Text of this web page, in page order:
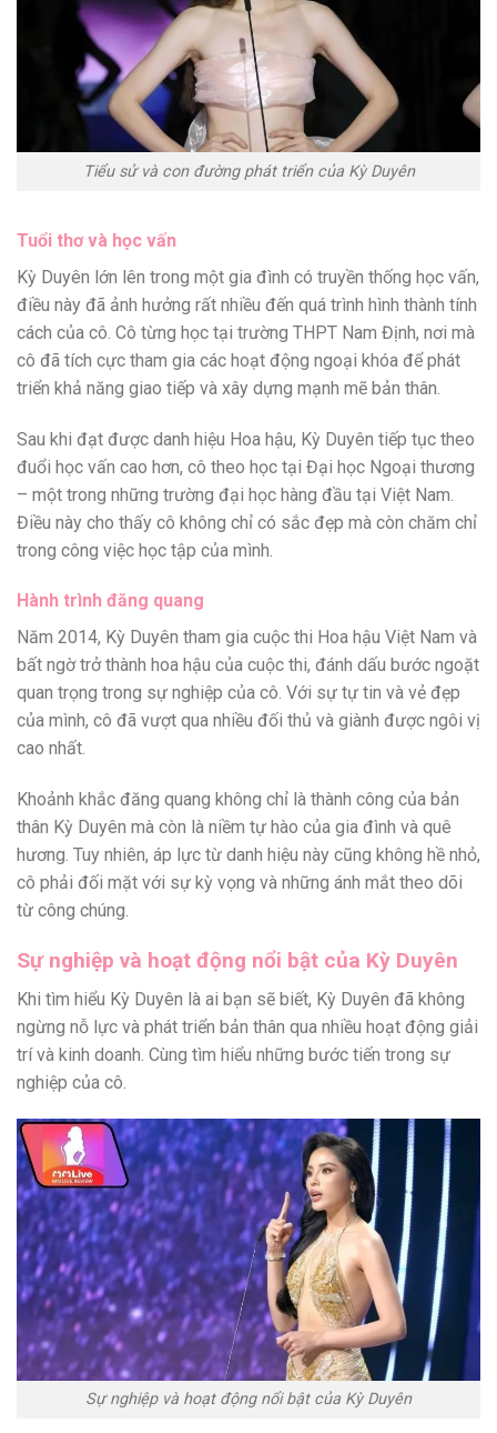
Tiểu sử và con đường phát triển của Kỳ Duyên
Tuổi thơ và học vấn
Kỳ Duyên lớn lên trong một gia đình có truyền thống học vấn,
điều này đã ảnh hưởng rất nhiều đến quá trình hình thành tính
cách của cô. Cô từng học tại trường THPT Nam Định, nơi mà
cô đã tích cực tham gia các hoạt động ngoại khóa để phát
triển khả năng giao tiếp và xây dựng mạnh mẽ bản thân.
Sau khi đạt được danh hiệu Hoa hậu, Kỳ Duyên tiếp tục theo
đuổi học vấn cao hơn, cô theo học tại Đại học Ngoại thương
– một trong những trường đại học hàng đầu tại Việt Nam.
Điều này cho thấy cô không chỉ có sắc đẹp mà còn chăm chỉ
trong công việc học tập của mình.
Hành trình đăng quang
Năm 2014, Kỳ Duyên tham gia cuộc thi Hoa hậu Việt Nam và
bất ngờ trở thành hoa hậu của cuộc thi, đánh dấu bước ngoặt
quan trọng trong sự nghiệp của cô. Với sự tự tin và vẻ đẹp
của mình, cô đã vượt qua nhiều đối thủ và giành được ngôi vị
cao nhất.
Khoảnh khắc đăng quang không chỉ là thành công của bản
thân Kỳ Duyên mà còn là niềm tự hào của gia đình và quê
hương. Tuy nhiên, áp lực từ danh hiệu này cũng không hề nhỏ,
cô phải đối mặt với sự kỳ vọng và những ánh mắt theo dõi
từ công chúng.
Sự nghiệp và hoạt động nổi bật của Kỳ Duyên
Khi tìm hiểu Kỳ Duyên là ai bạn sẽ biết, Kỳ Duyên đã không
ngừng nỗ lực và phát triển bản thân qua nhiều hoạt động giải
trí và kinh doanh. Cùng tìm hiểu những bước tiến trong sự
nghiệp của cô.
Sự nghiệp và hoạt động nổi bật của Kỳ Duyên